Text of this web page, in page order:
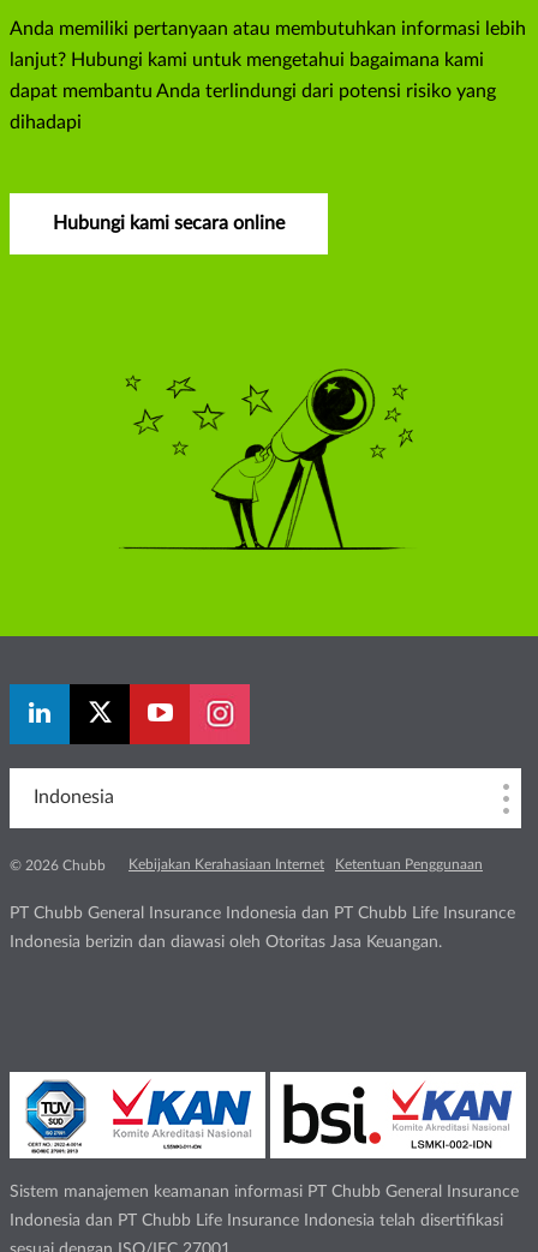
Anda memiliki pertanyaan atau membutuhkan informasi lebih
lanjut? Hubungi kami untuk mengetahui bagaimana kami
dapat membantu Anda terlindungi dari potensi risiko yang
dihadapi
Hubungi kami secara online
Indonesia
© 2026 Chubb Kebijakan Kerahasiaan Internet Ketentuan Penggunaan
PT Chubb General Insurance Indonesia dan PT Chubb Life Insurance
Indonesia berizin dan diawasi oleh Otoritas Jasa Keuangan.
Sistem manajemen keamanan informasi PT Chubb General Insurance
Indonesia dan PT Chubb Life Insurance Indonesia telah disertifikasi